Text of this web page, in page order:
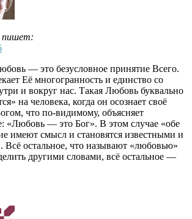
пишет:
— это безусловное принятие Всего.
Её многогранность и единство со
и вокруг нас. Такая Любовь буквально
на человека, когда он осознает своё
что по-видимому, объясняет
«Любовь — это Бог». В этом случае «обе
имеют смысл и становятся известными и
Всё остальное, что называют «любовью»
другими словами, всё остальное —